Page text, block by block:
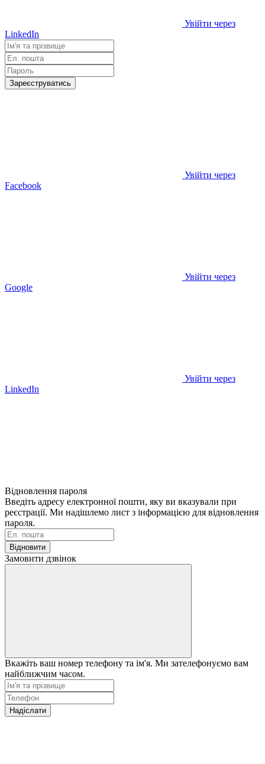
Увійти через
LinkedIn
Зареєструватись
Увійти через
Facebook
Увійти через
Google
Увійти через
LinkedIn
Відновлення пароля
Введіть адресу електронної пошти, яку ви вказували при
реєстрації. Ми надішлемо лист з інформацією для відновлення
пароля.
Відновити
Замовити дзвінок
Вкажіть ваш номер телефону та ім'я. Ми зателефонуємо вам
найближчим часом.
Надіслати